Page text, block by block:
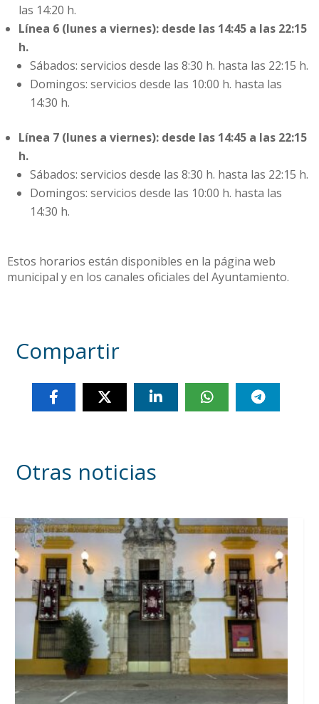
las 14:20 h.
Línea 6 (lunes a viernes): desde las 14:45 a las 22:15
h.
Sábados: servicios desde las 8:30 h. hasta las 22:15 h.
Domingos: servicios desde las 10:00 h. hasta las
14:30 h.
Línea 7 (lunes a viernes): desde las 14:45 a las 22:15
h.
Sábados: servicios desde las 8:30 h. hasta las 22:15 h.
Domingos: servicios desde las 10:00 h. hasta las
14:30 h.
Estos horarios están disponibles en la página web
municipal y en los canales oficiales del Ayuntamiento.
Compartir
Otras noticias